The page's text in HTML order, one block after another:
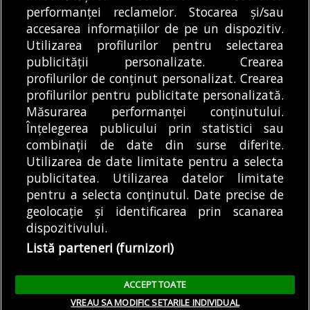
Generale, după ce
împreună cu...
ALEXANDRU STAN 08/08/2026
circulație trei trenuri
Intercity...
DEREDACȚIA BULETIN DE
BUCUREȘTI
08/08/2026
MODIFICĂ SETĂRILE COOKIES
© Copyright 2025 - Buletin de București.
Găzduit dePresslabs.com. Powered by TRS Design.
Despre
Noi
Media
Kit
Politică De
Confidențialitate
Cookie
Policy (EU)
Cookie
Policy
Tweet
Facebook
Share this selection
Tweet
performanței reclamelor. Stocarea și/sau
accesarea informațiilor de pe un dispozitiv.
Utilizarea profilurilor pentru selectarea
publicității personalizate. Crearea
profilurilor de conținut personalizat. Crearea
profilurilor pentru publicitate personalizată.
Măsurarea performanței conținutului.
Înțelegerea publicului prin statistici sau
combinații de date din surse diferite.
Utilizarea de date limitate pentru a selecta
publicitatea. Utilizarea datelor limitate
pentru a selecta conținutul. Date precise de
geolocație și identificarea prin scanarea
dispozitivului.
Listă parteneri (furnizori)
ACCEPT TOATE
VREAU SA MODIFIC SETARILE INDIVIDUAL